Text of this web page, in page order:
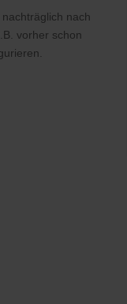
nach
vorher schon